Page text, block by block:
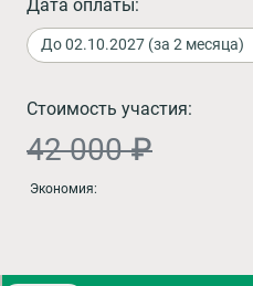
Дата оплаты:
Стоимость участия:
42 000 ₽
Экономия: